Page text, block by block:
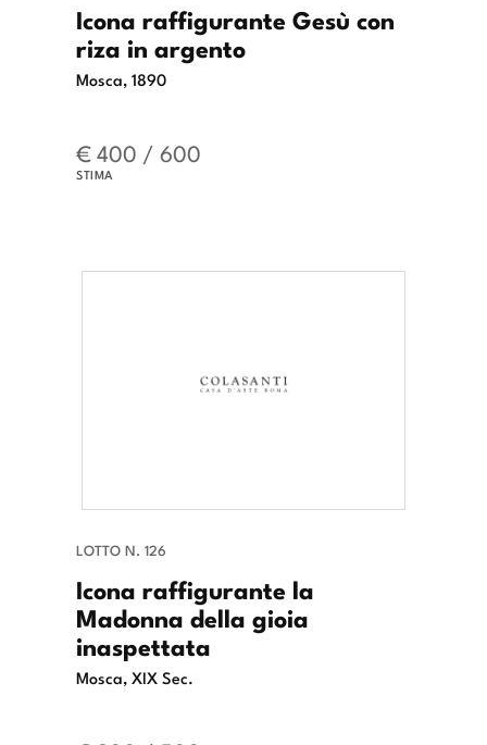
Icona raffigurante Gesù con
riza in argento
Mosca, 1890
€ 400 / 600
STIMA
LOTTO N. 126
Icona raffigurante la
Madonna della gioia
inaspettata
Mosca, XIX Sec.